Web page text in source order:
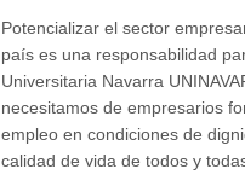
Potencializar el sector
país es una responsabilidad
Universitaria Navarra
necesitamos de empresarios
empleo en condiciones de
calidad de vida de todos y